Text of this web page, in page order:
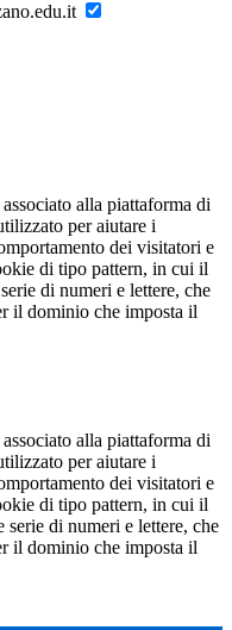
alla piattaforma di
per aiutare i
dei visitatori e
di tipo pattern, in cui il
di numeri e lettere, che
il dominio che imposta il
alla piattaforma di
per aiutare i
dei visitatori e
di tipo pattern, in cui il
serie di numeri e lettere, che
il dominio che imposta il